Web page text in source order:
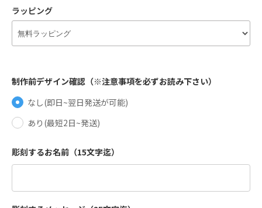
ラッピング
制作前デザイン確認（※注意事項を必ずお読み下さい）
なし(即日~翌日発送が可能)
あり(最短2日~発送)
彫刻するお名前（15文字迄）